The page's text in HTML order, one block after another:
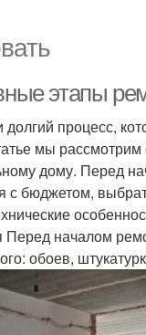
этапы
процесс,
мы
дому. Перед
бюджетом,
началом
обоев,